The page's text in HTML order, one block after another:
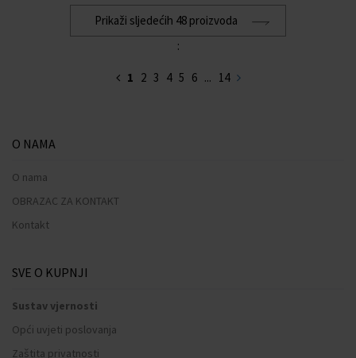
Prikaži sljedećih 48 proizvoda
:
1 2 3 4 5 6 ... 14
O NAMA
O nama
OBRAZAC ZA KONTAKT
Kontakt
SVE O KUPNJI
Sustav vjernosti
Opći uvjeti poslovanja
Zaštita privatnosti